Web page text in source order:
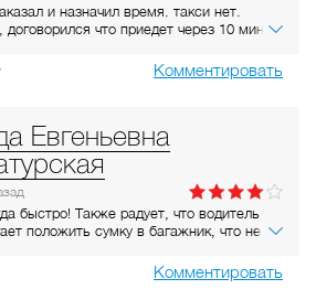
и назначил время. такси нет.
что приедет через 10 минут.
чуть на работу не опаздалКомментировать
Евгеньевна
быстро! Также радует, что водитель
положить сумку в багажник, что не
Комментировать